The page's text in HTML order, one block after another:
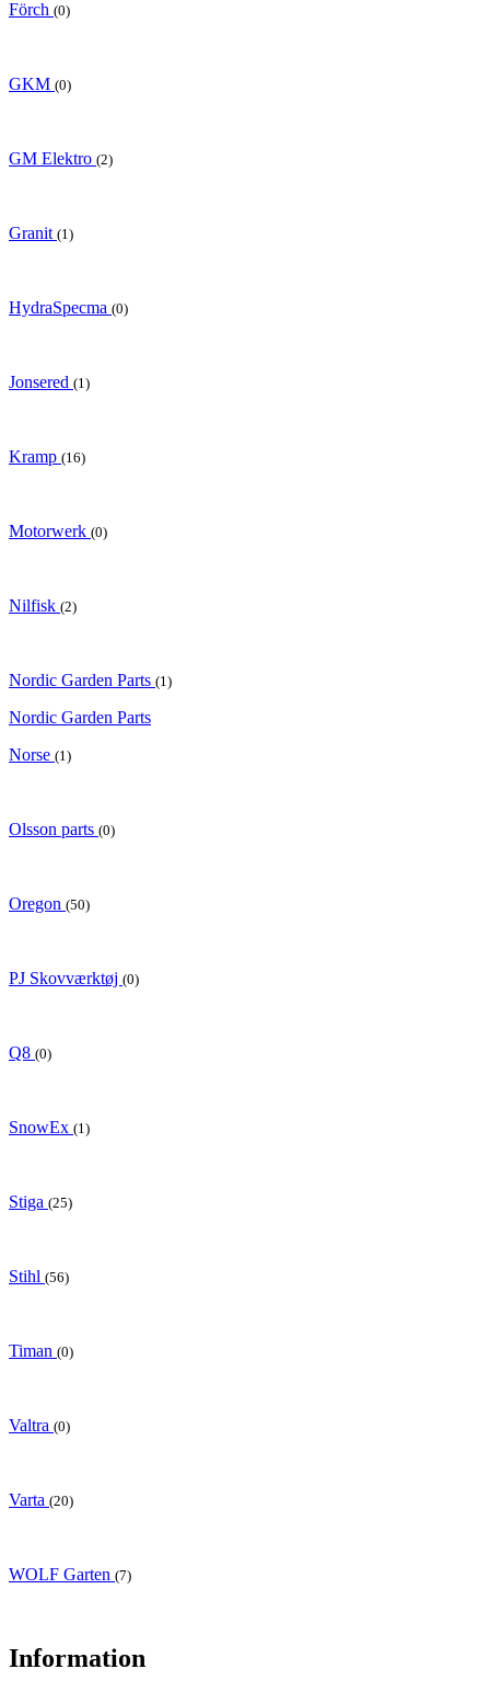
Förch (0)
GKM (0)
GM Elektro (2)
Granit (1)
HydraSpecma (0)
Jonsered (1)
Kramp (16)
Motorwerk (0)
Nilfisk (2)
Nordic Garden Parts (1)
Nordic Garden Parts
Norse (1)
Olsson parts (0)
Oregon (50)
PJ Skovværktøj (0)
Q8 (0)
SnowEx (1)
Stiga (25)
Stihl (56)
Timan (0)
Valtra (0)
Varta (20)
WOLF Garten (7)
Information